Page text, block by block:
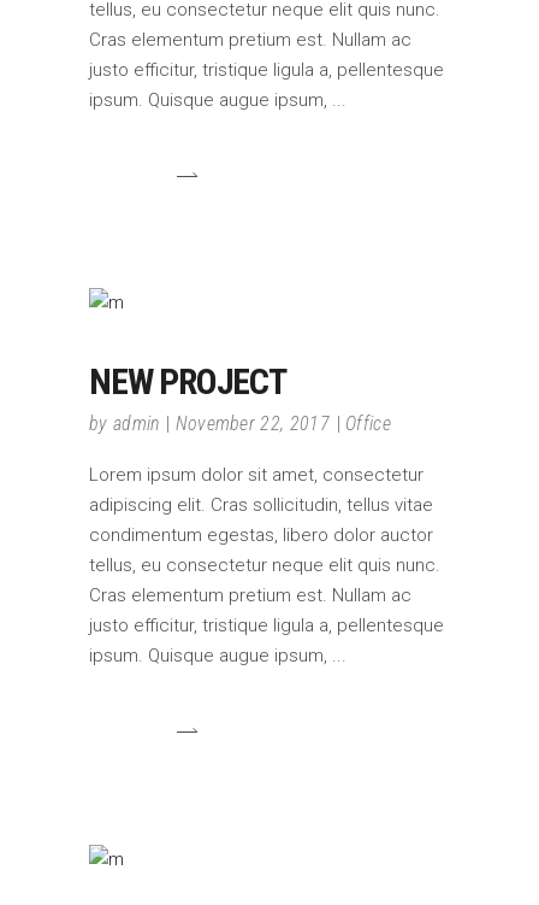
tellus, eu consectetur neque elit quis nunc.
Cras elementum pretium est. Nullam ac
justo efficitur, tristique ligula a, pellentesque
ipsum. Quisque augue ipsum,
NEW PROJECT
by admin November 22, 2017 Office
Lorem ipsum dolor sit amet, consectetur
adipiscing elit. Cras sollicitudin, tellus vitae
condimentum egestas, libero dolor auctor
tellus, eu consectetur neque elit quis nunc.
Cras elementum pretium est. Nullam ac
justo efficitur, tristique ligula a, pellentesque
ipsum. Quisque augue ipsum,